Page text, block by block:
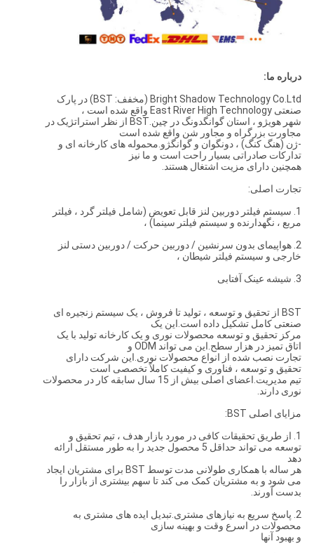
درباره ما:
Bright Shadow Technology Co.Ltd (مخفف: BST) در پارک
صنعتی East River High Technology واقع شده است ،
شهر هویژو ، استان گوانگدونگ در چین.BST از نظر استراتژیک در
مجاورت بزرگراه و مجاور شن واقع شده است
-ژن (هنگ کنگ) ، دونگوان و گوانگژو.محموله های کارخانه ای و
تدارکات صادراتی بسیار راحت است و ما نیز
همچنین دارای مزیت اشتغال هستند.
تجارت اصلی:
1. سیستم فیلتر دوربین لنز قابل تعویض (شامل فیلتر گرد ، فیلتر
مربع ، نگهدارنده و سیستم فیلتر سینما) ،
2. هواپیمای بدون سرنشین / دوربین حرکت / دوربین دستی لنز
خارجی و سیستم فیلتر شیطان ،
3. شیشه عینک آفتابی
BST از تحقیق و توسعه ، تولید تا فروش ، یک سیستم زنجیره ای
صنعتی کامل تشکیل داده است.این یک
مرکز تحقیق و توسعه محصولات نوری و یک کارخانه تولید با یک
اتاق تمیز در هزار سطح.این می تواند ODM و
تجارت نصب شده از انواع محصولات نوری.این شرکت دارای
تحقیق و توسعه ، فناوری و کیفیت کاملاً تخصصی است
تیم مدیریت.اعضای اصلی بیش از 15 سال سابقه کار در محصولات
نوری دارند.
مزایای اصلی BST:
1. از طریق تحقیقات کافی در مورد بازار هدف ، تیم تحقیق و
توسعه می تواند حداقل 5 محصول جدید را به طور مستقل ارائه
دهد
هر ساله با همکاری طولانی مدت توسط BST برای مشتریان ایجاد
می شود و به مشتریان کمک می کند تا سهم بیشتری از بازار را
بدست آورند.
2. پاسخ سریع به نیازهای مشتری.تبدیل ایده های مشتری به
محصولات در اسرع وقت و بهینه سازی
و بهبود آنها